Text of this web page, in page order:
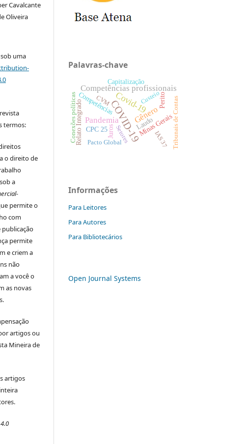
Cavalcante
Oliveira
uma
termos:
o direito de
a
permite o
com
permite
e criem a
não
a você o
as novas
artigos ou
Mineira de
artigos
Palavras-chave
COVID-19
Covid-19Gênero
Pandemia
Competências profissionais
Capitalização
Juros
Laudo
Perito
Competências
Minas Gerais
Relato Integrado CPC 25 Tribunais de Contas
Custeio
Setores
Pacto Global
Conexões políticas IAS 37
CVM
Informações
Para Leitores
Para Autores
Para Bibliotecários
Open Journal Systems